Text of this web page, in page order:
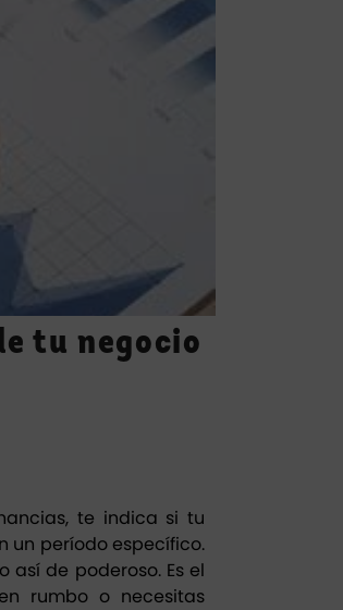
tu negocio
te indica si tu
un período específico.
así de poderoso. Es el
rumbo o necesitas